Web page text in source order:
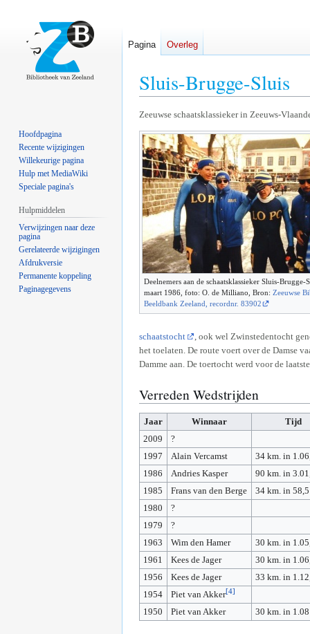
Sluis-Brugge-Sluis
Naar
navigatie
springen
Naar
zoeken
springen
Zeeuwse schaatsklassieker in Zeeuws-
Deelnemers aan de schaatsklassieker Sluis-Brugge-
maart 1986, foto: O. de Milliano, Bron: Zeeuwse
Beeldbank Zeeland, recordnr. 83902
schaatstocht
, ook wel Zwinstedentocht
het toelaten. De route voert over de Damse
Damme aan. De toertocht werd voor de
Verreden Wedstrijden
Jaar Winnaar
Tijd
2009
?
1997
Alain Vercamst
34 km. in
1986
Andries Kasper
90 km. in
1985
Frans van den Berge
34 km. in
1980
?
1979
?
1963
Wim den Hamer
30 km. in
1961
Kees de Jager
30 km. in
1956
Kees de Jager
33 km. in
1954
Piet van Akker[4]
1950 Piet van Akker 30 km. in 1.08
Pagina Overleg
Hoofdpagina
Recente wijzigingen
Willekeurige pagina
Hulp met MediaWiki
Speciale pagina's
Hulpmiddelen
Verwijzingen naar deze
pagina
Gerelateerde wijzigingen
Afdrukversie
Permanente koppeling
Paginagegevens